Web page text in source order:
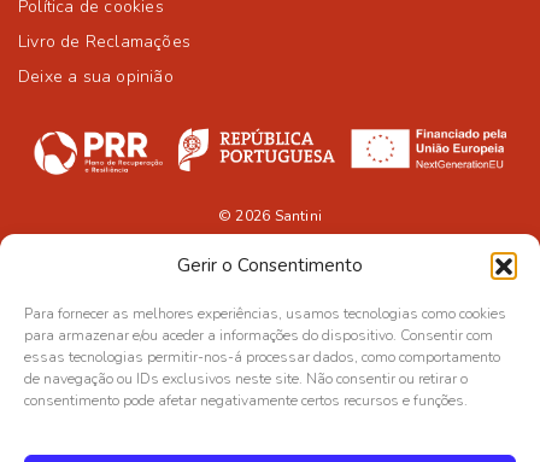
Gerir o Consentimento
Para fornecer as melhores experiências, usamos tecnologias como cookies
para armazenar e/ou aceder a informações do dispositivo. Consentir com
essas tecnologias permitir-nos-á processar dados, como comportamento
de navegação ou IDs exclusivos neste site. Não consentir ou retirar o
consentimento pode afetar negativamente certos recursos e funções.
Política de cookies
Livro de Reclamações
Deixe a sua opinião
© 2026 Santini